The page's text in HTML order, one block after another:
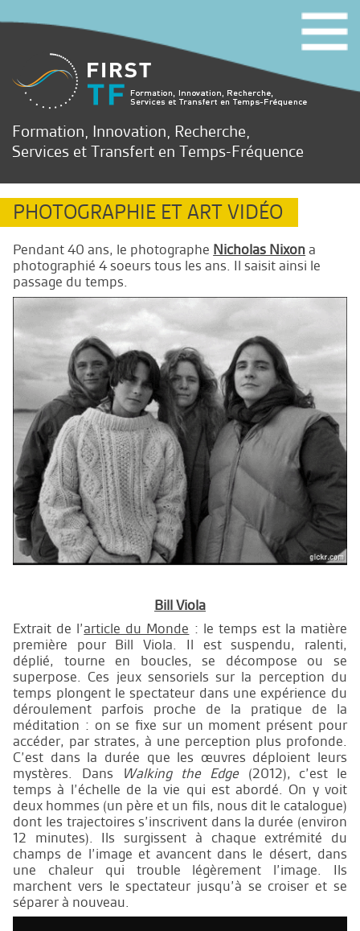
Formation, Innovation, Recherche,
Services et Transfert en Temps-Fréquence
PHOTOGRAPHIE ET ART VIDÉO
Pendant 40 ans, le photographe Nicholas Nixon a
photographié 4 soeurs tous les ans. Il saisit ainsi le
passage du temps.
Bill Viola
Extrait de l’article du Monde : le temps est la matière
première pour Bill Viola. Il est suspendu, ralenti,
déplié, tourne en boucles, se décompose ou se
superpose. Ces jeux sensoriels sur la perception du
temps plongent le spectateur dans une expérience du
déroulement parfois proche de la pratique de la
méditation : on se fixe sur un moment présent pour
accéder, par strates, à une perception plus profonde.
C’est dans la durée que les œuvres déploient leurs
mystères. Dans
Walking the Edge(2012), c’est le
temps à l’échelle de la vie qui est abordé. On y voit
deux hommes (un père et un fils, nous dit le catalogue)
dont les trajectoires s’inscrivent dans la durée (environ
12 minutes). Ils surgissent à chaque extrémité du
champs de l’image et avancent dans le désert, dans
une chaleur qui trouble légèrement l’image. Ils
marchent vers le spectateur jusqu’à se croiser et se
séparer à nouveau.